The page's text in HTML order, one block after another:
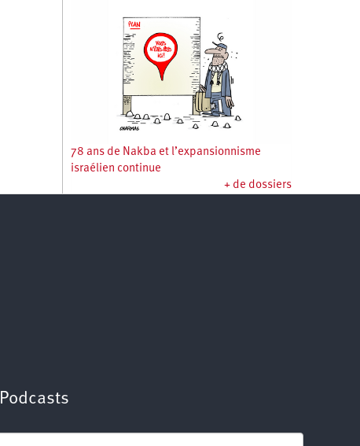
78 ans de Nakba et l’expansionnisme
israélien continue
+ de dossiers
Podcasts